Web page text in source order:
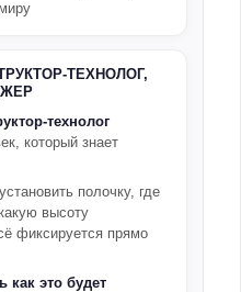
ТЕХНОЛОГ,
технолог
который знает
полочку, где
высоту
фиксируется прямо
как это будет